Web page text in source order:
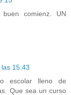
comienz. UN
15:43
escolar lleno de
Que sea un curso